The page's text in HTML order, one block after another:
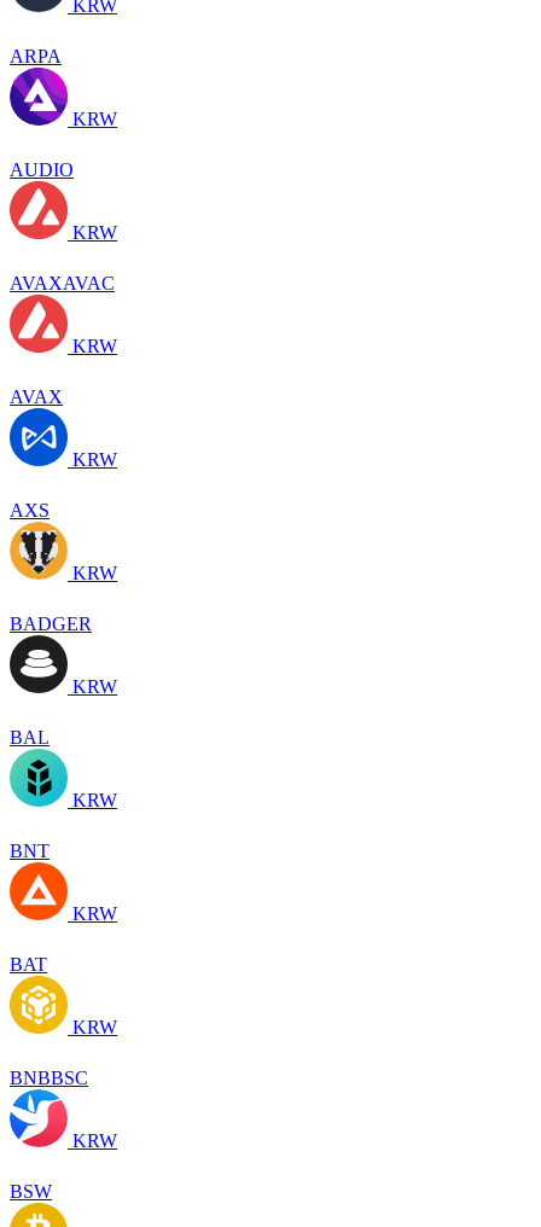
KRW
ARPA
KRW
AUDIO
KRW
AVAXAVAC
KRW
AVAX
KRW
AXS
KRW
BADGER
KRW
BAL
KRW
BNT
KRW
BAT
KRW
BNBBSC
KRW
BSW